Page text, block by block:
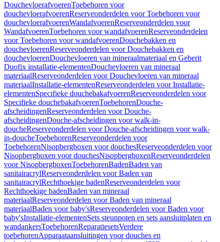
DouchevloerafvoerenToebehoren voor
douchevloerafvoerenReserveonderdelen voor Toebehoren voor
douchevloerafvoerenWandafvoerenReserveonderdelen voor
WandafvoerenToebehoren voor wandafvoerenReserveonderdelen
voor Toebehoren voor wandafvoerenDouchebakken en
douchevloerenReserveonderdelen voor Douchebakken en
douchevloerenDouchevloeren van mineraalmateriaal en Geberit
Duofix installatie-elementenDouchevloeren van mineraal
materiaalReserveonderdelen voor Douchevloeren van mineraal
materiaalInstallatie-elementenReserveonderdelen voor Installatie-
elementenSpecifieke douchebakafvoerenReserveonderdelen voor
Specifieke douchebakafvoerenToebehorenDouche-
afscheidingenReserveonderdelen voor Douche-
afscheidingenDouche-afscheidingen voor walk-in-
doucheReserveonderdelen voor Douche-afscheidingen voor walk-
in-doucheToebehorenReserveonderdelen voor
ToebehorenNisopbergboxen voor douchesReserveonderdelen voor
Nisopbergboxen voor douchesNisopbergboxenReserveonderdelen
voor NisopbergboxenToebehorenBadenBaden van
sanitairacrylReserveonderdelen voor Baden van
sanitairacrylRechthoekige badenReserveonderdelen voor
Rechthoekige badenBaden van mineraal
materiaalReserveonderdelen voor Baden van mineraal
materiaalBaden voor baby'sReserveonderdelen voor Baden voor
baby'sInstallatie-elementenSets steunpoten en sets aansluitplaten en
wandankersToebehorenReparatiesetsVerdere
toebehorenApparaataansluitingen voor douches en